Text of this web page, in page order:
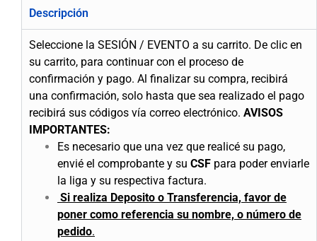
Descripción
Seleccione la SESIÓN / EVENTO a su carrito. De clic en
su carrito, para continuar con el proceso de
confirmación y pago. Al finalizar su compra, recibirá
una confirmación, solo hasta que sea realizado el pago
recibirá sus códigos vía correo electrónico. AVISOS
IMPORTANTES:
Es necesario que una vez que realicé su pago,
envié el comprobante y su CSF para poder enviarle
la liga y su respectiva factura.
Si realiza Deposito o Transferencia, favor de
poner como referencia su nombre, o número de
pedido.